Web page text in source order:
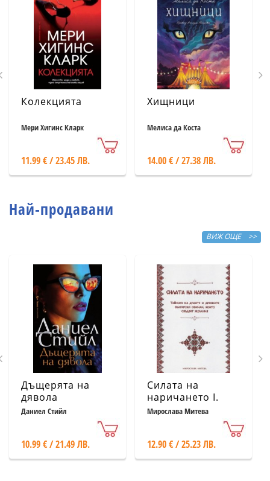
Колекцията
Мери Хигинс Кларк
11.99 € / 23.45 ЛВ.
Хищници
Мелиса да Коста
14.00 € / 27.38 ЛВ.
Най-продавани
ВИЖ ОЩЕ >>
Дъщерята на
дявола
Даниел Стийл
10.99 € / 21.49 ЛВ.
Силата на
наричането І.
Тайната на
български
обичаи, които
Мирослава Митева
12.90 € / 25.23 ЛВ.